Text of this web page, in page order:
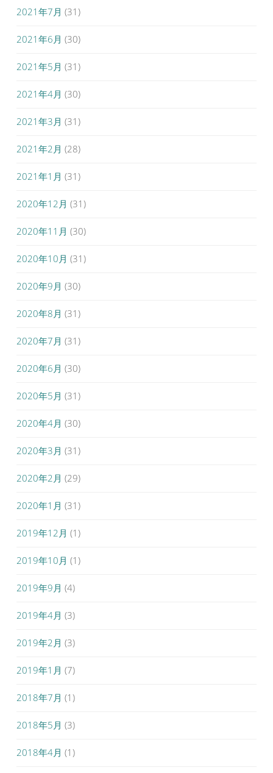
2021年7月 (31)
2021年6月 (30)
2021年5月 (31)
2021年4月 (30)
2021年3月 (31)
2021年2月 (28)
2021年1月 (31)
2020年12月 (31)
2020年11月 (30)
2020年10月 (31)
2020年9月 (30)
2020年8月 (31)
2020年7月 (31)
2020年6月 (30)
2020年5月 (31)
2020年4月 (30)
2020年3月 (31)
2020年2月 (29)
2020年1月 (31)
2019年12月 (1)
2019年10月 (1)
2019年9月 (4)
2019年4月 (3)
2019年2月 (3)
2019年1月 (7)
2018年7月 (1)
2018年5月 (3)
2018年4月 (1)